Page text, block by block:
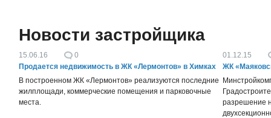
Новости застройщика
15.06.16
0
Продается недвижимость в ЖК «Лермонтов» в Химках
В построенном ЖК «Лермонтов» реализуются последние
жилплощади, коммерческие помещения и парковочные
места.
01.12.15
ЖК
разрешение